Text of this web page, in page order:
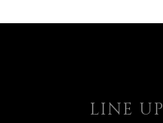
LINE UP